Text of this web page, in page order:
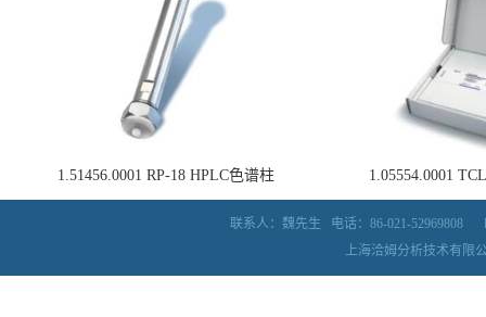
1.51456.0001 RP-18 HPLC色谱柱 1.05554.0001
联系人：魏先生 电话：86-021-52969808
上海洽姆分析技术有限